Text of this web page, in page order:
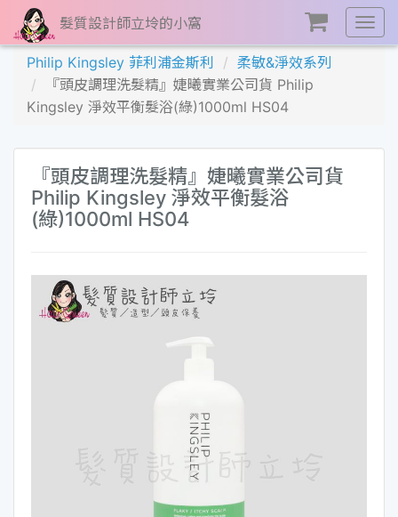
展
開
髮質設計師立坽的小窩
Philip Kingsley 菲利浦金斯利
柔敏&淨效系列
『頭皮調理洗髮精』婕曦實業公司貨 Philip
Kingsley 淨效平衡髮浴(綠)1000ml HS04
『頭皮調理洗髮精』婕曦實業公司貨
Philip Kingsley 淨效平衡髮浴
(綠)1000ml HS04